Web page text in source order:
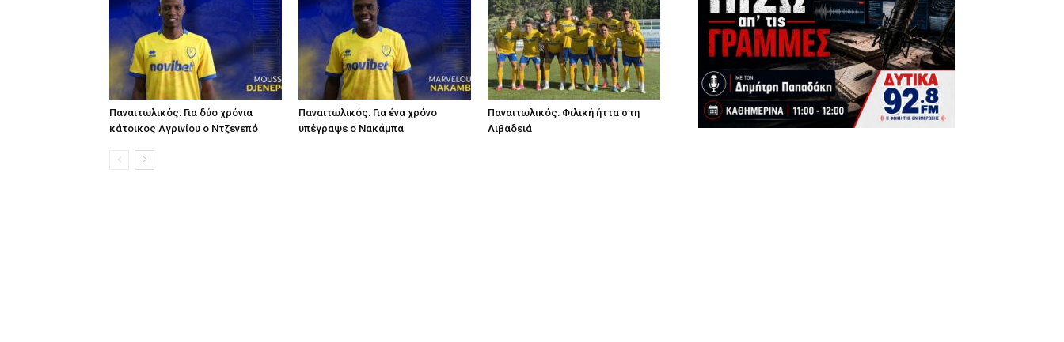
Παναιτωλικός: Για δύο χρόνια
κάτοικος Αγρινίου ο Ντζενεπό
Παναιτωλικός: Για ένα χρόνο
υπέγραψε ο Νακάμπα
Παναιτωλικός: Φιλική ήττα στη
Λιβαδειά